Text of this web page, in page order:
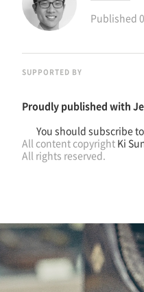
Published
SUPPORTED BY
Proudly published with
You should subscribe
All content copyright Ki
All rights reserved.